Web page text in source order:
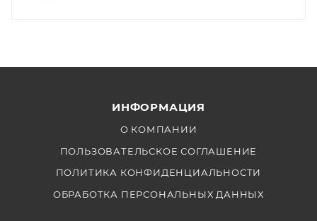
ИНФОРМАЦИЯ
О КОМПАНИИ
ПОЛЬЗОВАТЕЛЬСКОЕ СОГЛАШЕНИЕ
ПОЛИТИКА КОНФИДЕНЦИАЛЬНОСТИ
ОБРАБОТКА ПЕРСОНАЛЬНЫХ ДАННЫХ